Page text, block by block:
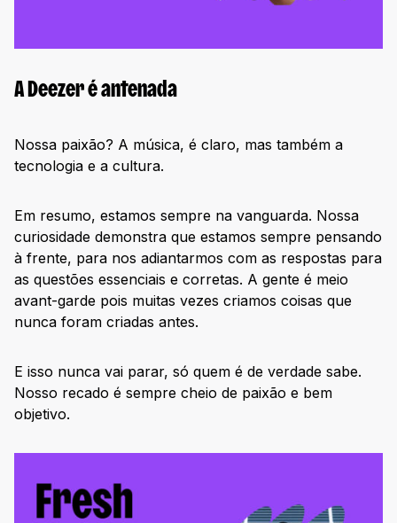
A Deezer é antenada
Nossa paixão? A música, é claro, mas também a
tecnologia e a cultura.
Em resumo, estamos sempre na vanguarda. Nossa
curiosidade demonstra que estamos sempre pensando
à frente, para nos adiantarmos com as respostas para
as questões essenciais e corretas. A gente é meio
avant-garde pois muitas vezes criamos coisas que
nunca foram criadas antes.
E isso nunca vai parar, só quem é de verdade sabe.
Nosso recado é sempre cheio de paixão e bem
objetivo.